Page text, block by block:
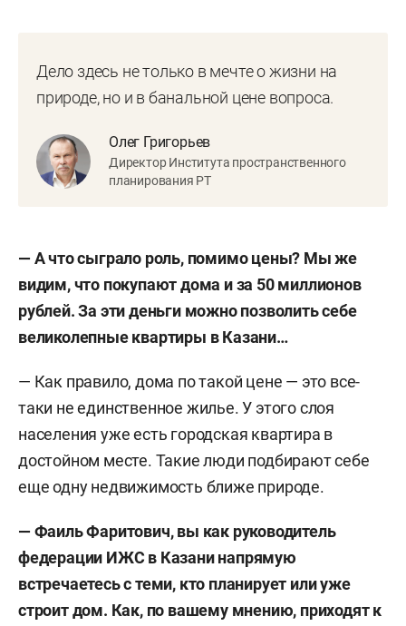
Дело здесь не только в мечте о жизни на
природе, но и в банальной цене вопроса.
Олег Григорьев
Директор Института пространственного
планирования РТ
— А что сыграло роль, помимо цены? Мы же
видим, что покупают дома и за 50 миллионов
рублей. За эти деньги можно позволить себе
великолепные квартиры в Казани…
— Как правило, дома по такой цене — это все-
таки не единственное жилье. У этого слоя
населения уже есть городская квартира в
достойном месте. Такие люди подбирают себе
еще одну недвижимость ближе природе.
— Фаиль Фаритович, вы как руководитель
федерации ИЖС в Казани напрямую
встречаетесь с теми, кто планирует или уже
строит дом. Как, по вашему мнению, приходят к